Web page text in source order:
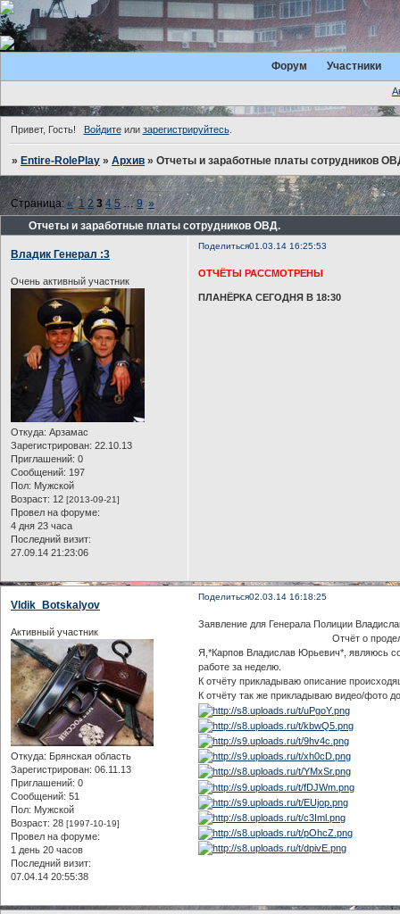
Форум Участники
Привет, Гость! Войдитеили зарегистрируйтесь.
»Entire-RolePlay »Архив »Отчеты и заработные платы сотрудников
Отчеты и заработные платы сотрудников ОВД.
Страница:« 1 2 3 4 5 … 9 »
Поделиться01.03.14 16:25:53
Владик Генерал :3
Очень активный участник
Откуда: Арзамас
Зарегистрирован: 22.10.13
Приглашений: 0
Сообщений: 197
Пол: Мужской
Возраст: 12 [2013-09-21]
Провел на форуме:
4 дня 23 часа
Последний визит:
27.09.14 21:23:06
ОТЧЁТЫ РАССМОТРЕНЫ
ПЛАНЁРКА СЕГОДНЯ В 18:30
Поделиться02.03.14 16:18:25
Vldik_Botskalyov
Активный участник
Откуда: Брянская область
Зарегистрирован: 06.11.13
Приглашений: 0
Сообщений: 51
Пол: Мужской
Возраст: 28 [1997-10-19]
Провел на форуме:
1 день 20 часов
Последний визит:
07.04.14 20:55:38
Заявление для Генерала Полиции
Отчёт о проделанной
Я,*Карпов Владислав Юрьевич*, являюсь
работе за неделю.
К отчёту прикладываю описание
К отчёту так же прикладываю видео/фото